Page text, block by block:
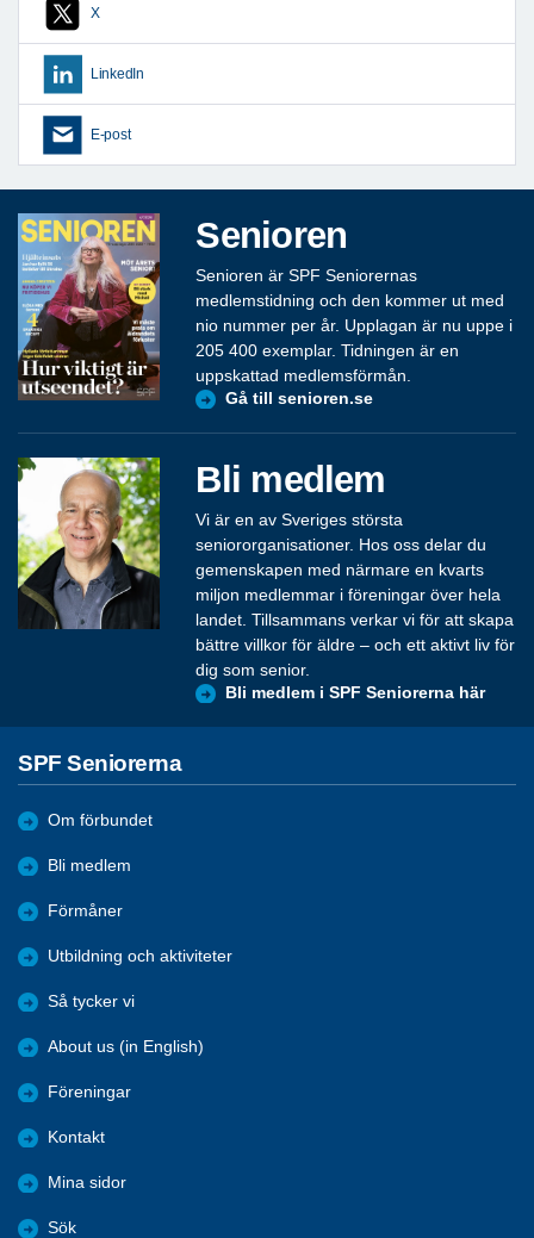
X
LinkedIn
E-post
Senioren
Senioren är SPF Seniorernas
medlemstidning och den kommer ut med
nio nummer per år. Upplagan är nu uppe i
205 400 exemplar. Tidningen är en
uppskattad medlemsförmån.
Gå till senioren.se
Bli medlem
Vi är en av Sveriges största
seniororganisationer. Hos oss delar du
gemenskapen med närmare en kvarts
miljon medlemmar i föreningar över hela
landet. Tillsammans verkar vi för att skapa
bättre villkor för äldre – och ett aktivt liv för
dig som senior.
Bli medlem i SPF Seniorerna här
SPF Seniorerna
Om förbundet
Bli medlem
Förmåner
Utbildning och aktiviteter
Så tycker vi
About us (in English)
Föreningar
Kontakt
Mina sidor
Sök